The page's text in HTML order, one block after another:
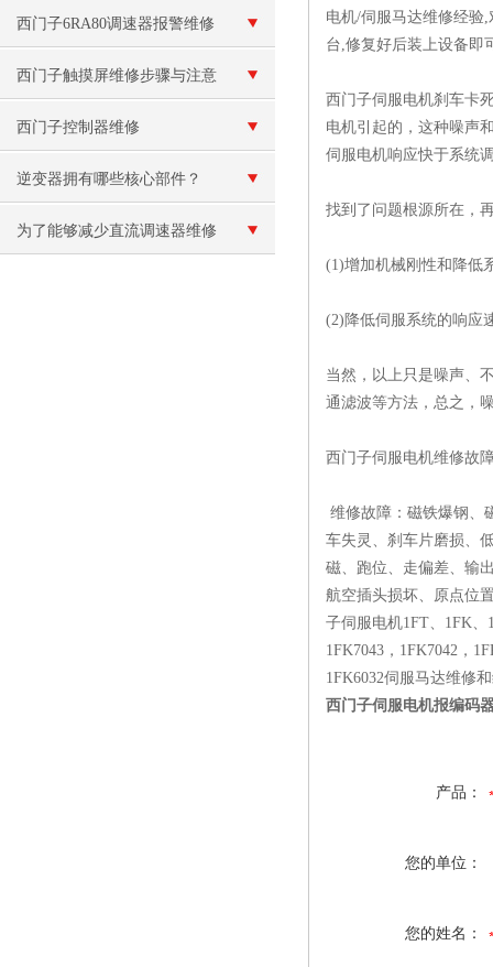
序维修
西门子6RA80调速器报警维修
西门子触摸屏维修步骤与注意
事项
西门子控制器维修
逆变器拥有哪些核心部件？
为了能够减少直流调速器维修
电机/伺服马达维修经验
台,修复好后装上设备即
西门子伺服电机刹车卡
电机引起的，这种噪声
伺服电机响应快于系统
找到了问题根源所在，
(1)增加机械刚性和降低
(2)降低伺服系统的响应
当然，以上只是噪声、
通滤波等方法，总之，
西门子伺服电机维修故
维修故障：磁铁爆钢、
车失灵、刹车片磨损、
磁、跑位、走偏差、输
航空插头损坏、原点位
子伺服电机1FT、1FK
1FK7043，1FK7042，
1FK6032伺服马达维修
西门子伺服电机报编码
产品：
您的单位：
您的姓名：